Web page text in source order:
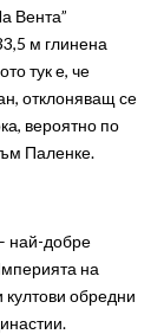
Вента”
м глинена
тук е, че
отклоняващ се
вероятно по
Паленке.
най-добре
на
култови обредни